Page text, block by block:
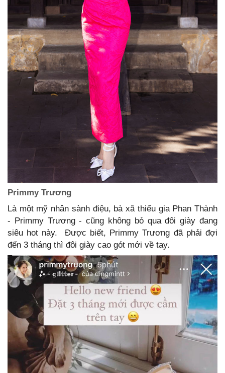
Primmy Trương
Là một mỹ nhân sành điệu, bà xã thiếu gia Phan Thành
- Primmy Trương - cũng không bỏ qua đôi giày đang
siêu hot này. Được biết, Primmy Trương đã phải đợi
đến 3 tháng thì đôi giày cao gót mới về tay.